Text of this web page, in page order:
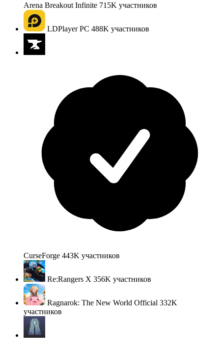
Arena Breakout Infinite 715K участников
LDPlayer PC 488K участников
CurseForge 443K участников
Re:Rangers X 356K участников
Ragnarok: The New World Official 332K
участников